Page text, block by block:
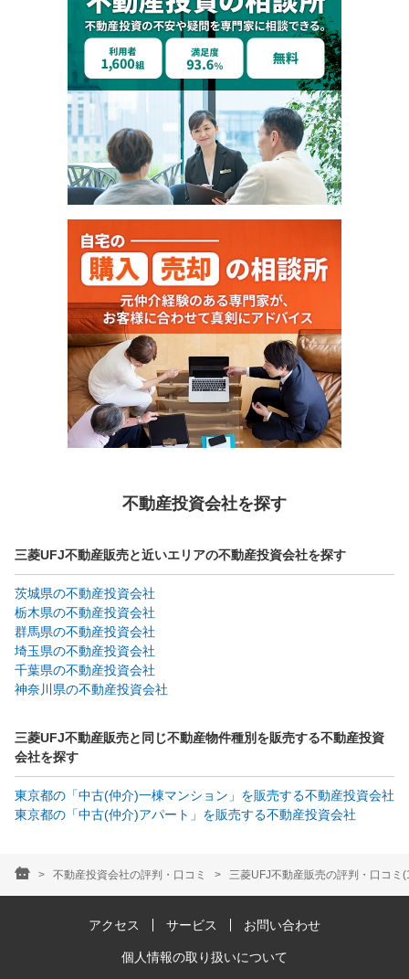
不動産投資会社を探す
三菱UFJ不動産販売と近いエリアの不動産投資会社を探す
茨城県の不動産投資会社
栃木県の不動産投資会社
群馬県の不動産投資会社
埼玉県の不動産投資会社
千葉県の不動産投資会社
神奈川県の不動産投資会社
三菱UFJ不動産販売と同じ不動産物件種別を販売する不動産投資
会社を探す
東京都の「中古(仲介)一棟マンション」を販売する不動産投資会社
東京都の「中古(仲介)アパート」を販売する不動産投資会社
不動産投資会社の評判・口コミ 三菱UFJ不動産販売の評判・口コミ
アクセス サービス お問い合わせ
個人情報の取り扱いについて